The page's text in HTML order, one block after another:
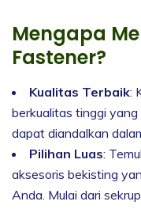
Mengapa
Fastener?
Kualitas Terbaik:
berkualitas tinggi
dapat diandalkan
Pilihan Luas:
aksesoris bekisting
Anda. Mulai dari